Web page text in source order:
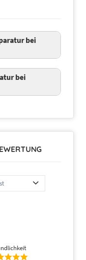
bei
bei